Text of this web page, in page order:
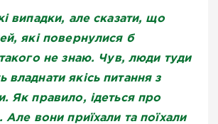
випадки, але сказати, що
які повернулися б
не знаю. Чув, люди туди
владнати якісь питання з
Як правило, ідеться про
Але вони приїхали та поїхали